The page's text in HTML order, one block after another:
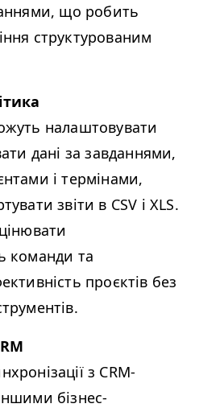
що робить
структурованим
налаштовувати
дані за завданнями,
і термінами,
звіти в CSV іXLS.
команди та
проєктів без
з CRM-
бізнес-